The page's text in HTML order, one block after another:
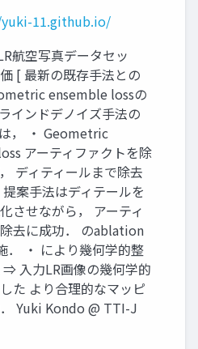
11.github.io/
航空写真データセッ
[ 最新の既存⼿法との
ensemble lossの
インドデノイズ⼿法の
， ・ Geometric
アーティファクトを除
ディティールまで除去
案⼿法はディテールを
させながら， アーティ
去に成功． のablation
． ・ により幾何学的整
⇒ ⼊⼒LR画像の幾何学的
た より合理的なマッピ
Yuki Kondo @ TTI-J